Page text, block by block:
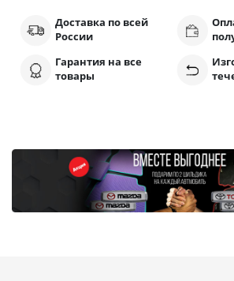
Доставка по всей
России
Гарантия на все
товары